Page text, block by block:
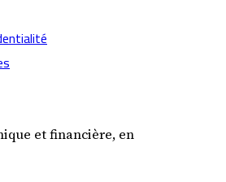
et financière, en